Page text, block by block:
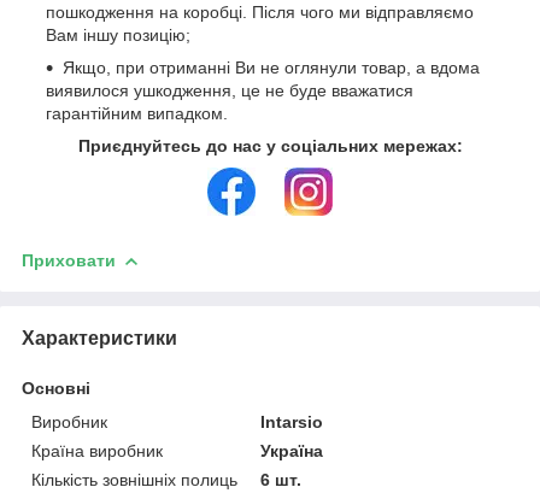
пошкодження на коробці. Після чого ми відправляємо
Вам іншу позицію;
Якщо, при отриманні Ви не оглянули товар, а вдома
виявилося ушкодження, це не буде вважатися
гарантійним випадком.
Приєднуйтесь до нас у соціальних мережах:
Приховати
Характеристики
Основні
Виробник
Intarsio
Країна виробник
Україна
Кількість зовнішніх полиць
6 шт.